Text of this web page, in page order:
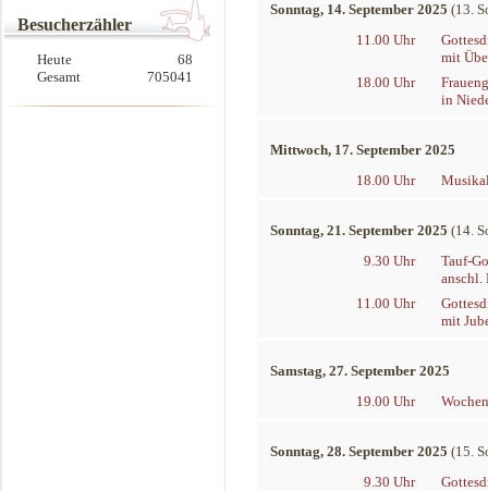
Besucherzähler
Heute
68
Gesamt
705041
Sonntag, 14. September 2025 (13.
11.00 Uhr
mit
18.00 Uhr
in
Mittwoch, 17. September 2025
18.00 Uhr
Sonntag, 21. September 2025 (14.
9.30 Uhr
Tauf-
anschl.
11.00 Uhr
mit
Samstag, 27. September 2025
19.00 Uhr
Sonntag, 28. September 2025 (15.
9.30 Uhr